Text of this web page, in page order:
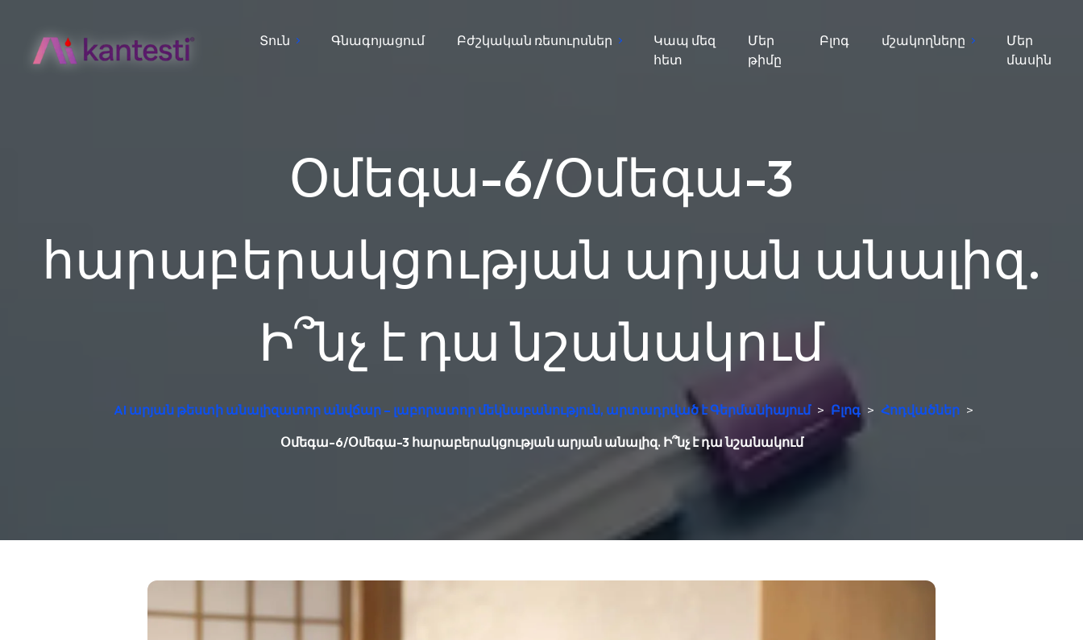
Տուն Գնագոյացում Բժշկական ռեսուրսներ
Կապ մեզ
հետ
Մեր
թիմը
Բլոգ մշակողները
Մեր
մասին
Օմեգա-6/Օմեգա-3
հարաբերակցության արյան անալիզ.
Ի՞նչ է դա նշանակում
AI արյան թեստի անալիզատոր անվճար – լաբորատոր մեկնաբանություն, արտադրված է Գերմանիայում > Բլոգ > Հոդվածներ >
Օմեգա-6/Օմեգա-3 հարաբերակցության արյան անալիզ. Ի՞նչ է դա նշանակում